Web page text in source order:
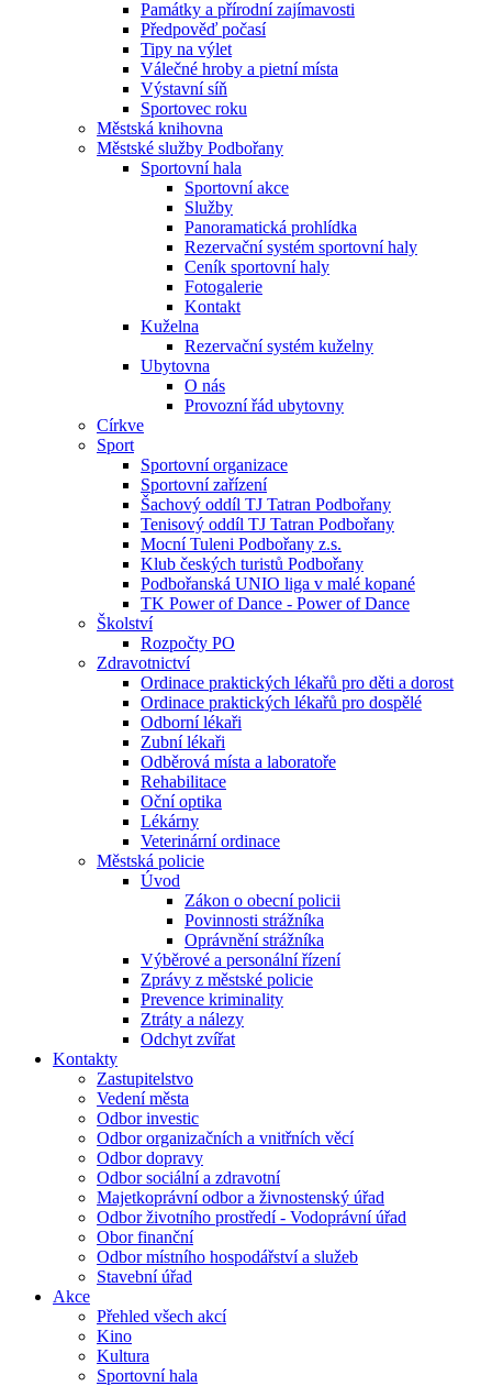
Památky a přírodní zajímavosti
Předpověď počasí
Tipy na výlet
Válečné hroby a pietní místa
Výstavní síň
Sportovec roku
Městská knihovna
Městské služby Podbořany
Sportovní hala
Sportovní akce
Služby
Panoramatická prohlídka
Rezervační systém sportovní haly
Ceník sportovní haly
Fotogalerie
Kontakt
Kuželna
Rezervační systém kuželny
Ubytovna
O nás
Provozní řád ubytovny
Církve
Sport
Sportovní organizace
Sportovní zařízení
Šachový oddíl TJ Tatran Podbořany
Tenisový oddíl TJ Tatran Podbořany
Mocní Tuleni Podbořany z.s.
Klub českých turistů Podbořany
Podbořanská UNIO liga v malé kopané
TK Power of Dance - Power of Dance
Školství
Rozpočty PO
Zdravotnictví
Ordinace praktických lékařů pro děti a dorost
Ordinace praktických lékařů pro dospělé
Odborní lékaři
Zubní lékaři
Odběrová místa a laboratoře
Rehabilitace
Oční optika
Lékárny
Veterinární ordinace
Městská policie
Úvod
Zákon o obecní policii
Povinnosti strážníka
Oprávnění strážníka
Výběrové a personální řízení
Zprávy z městské policie
Prevence kriminality
Ztráty a nálezy
Odchyt zvířat
Kontakty
Zastupitelstvo
Vedení města
Odbor investic
Odbor organizačních a vnitřních věcí
Odbor dopravy
Odbor sociální a zdravotní
Majetkoprávní odbor a živnostenský úřad
Odbor životního prostředí - Vodoprávní úřad
Obor finanční
Odbor místního hospodářství a služeb
Stavební úřad
Akce
Přehled všech akcí
Kino
Kultura
Sportovní hala